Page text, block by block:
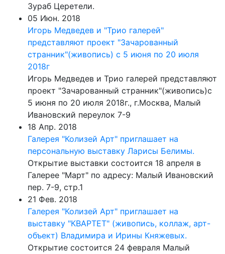
Зураб Церетели.
05 Июн. 2018
Игорь Медведев и "Трио галерей"
представляют проект "Зачарованный
странник"(живопись) с 5 июня по 20 июля
2018г
Игорь Медведев и Трио галерей представляют
проект "Зачарованный странник"(живопись)с
5 июня по 20 июля 2018г., г.Москва, Малый
Ивановский переулок 7-9
18 Апр. 2018
Галерея "Колизей Арт" приглашает на
персональную выставку Ларисы Белимы.
Открытие выставки состоится 18 апреля в
Галерее "Март" по адресу: Малый Ивановский
пер. 7-9, стр.1
21 Фев. 2018
Галерея "Колизей Арт" приглашает на
выставку "КВАРТЕТ" (живопись, коллаж, арт-
объект) Владимира и Ирины Княжевых.
Открытие состоится 24 февраля Малый